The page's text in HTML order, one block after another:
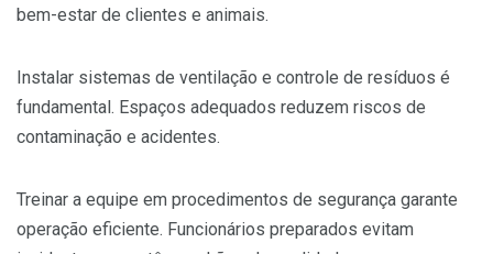
bem-estar de clientes e animais.
Instalar sistemas de ventilação e controle de resíduos é
fundamental. Espaços adequados reduzem riscos de
contaminação e acidentes.
Treinar a equipe em procedimentos de segurança garante
operação eficiente. Funcionários preparados evitam